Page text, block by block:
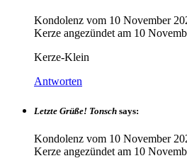
Kondolenz vom 10 November
Kerze angezündet am 10
Kerze-Klein
Antworten
Letzte Grüße! Tonsch says:
Kondolenz vom 10 November
Kerze angezündet am 10